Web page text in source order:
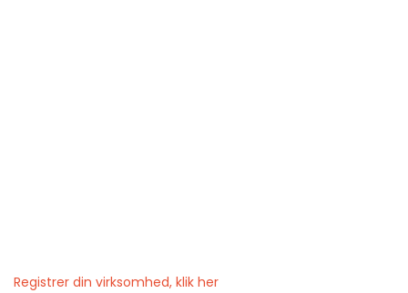
Registrer din virksomhed, klik her